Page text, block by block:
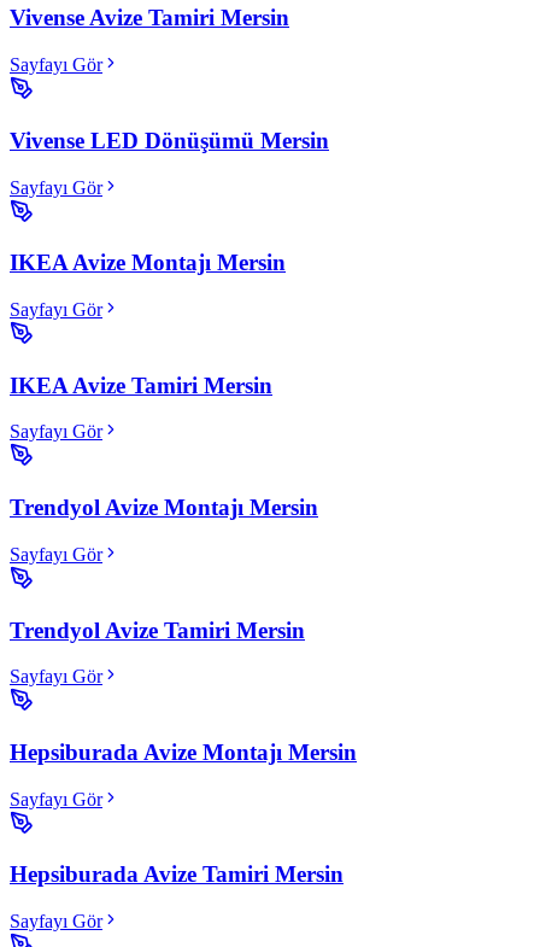
Vivense Avize Tamiri Mersin
Sayfayı Gör
Vivense LED Dönüşümü Mersin
Sayfayı Gör
IKEA Avize Montajı Mersin
Sayfayı Gör
IKEA Avize Tamiri Mersin
Sayfayı Gör
Trendyol Avize Montajı Mersin
Sayfayı Gör
Trendyol Avize Tamiri Mersin
Sayfayı Gör
Hepsiburada Avize Montajı Mersin
Sayfayı Gör
Hepsiburada Avize Tamiri Mersin
Sayfayı Gör